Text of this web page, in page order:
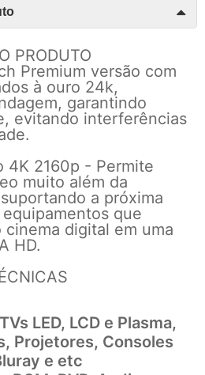
PRODUTO
Premium versão com
à ouro 24k,
garantindo
evitando interferências
4K 2160p - Permite
muito além da
a próxima
que
digital em uma
HD.
LED, LCD e Plasma,
Projetores, Consoles
e etc